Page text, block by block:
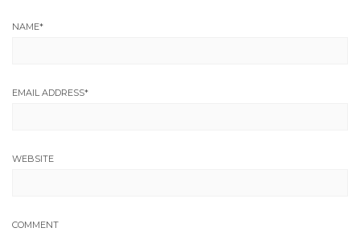
NAME*
EMAIL ADDRESS*
WEBSITE
COMMENT